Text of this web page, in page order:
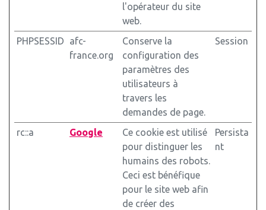
l'opérateur du site
web.
PHPSESSID
afc-
france.org
Conserve la
configuration des
paramètres des
utilisateurs à
travers les
demandes de page.
Session
rc::a Google
Ce cookie est utilisé
pour distinguer les
humains des robots.
Ceci est bénéfique
pour le site web afin
de créer des
Persista
nt